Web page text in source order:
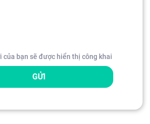
của bạn sẽ được hiển thị công khai
GỬI